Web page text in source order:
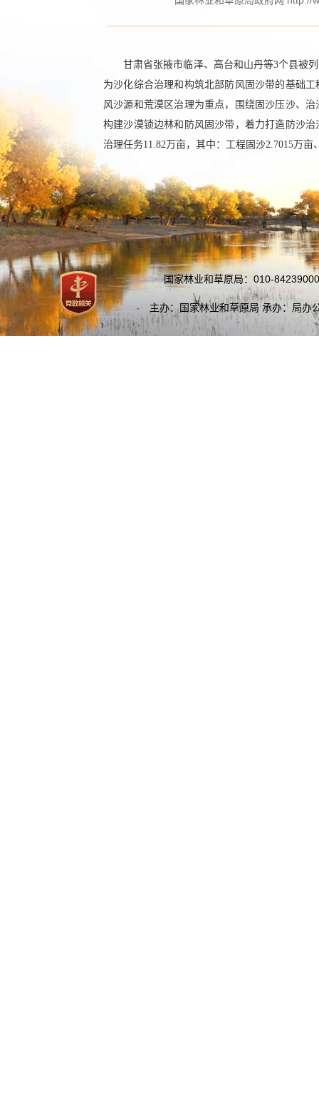
甘肃省张掖市临泽、高台和山丹等3个县被
为沙化综合治理和构筑北部防风固沙带的基础
风沙源和荒漠区治理为重点，围绕固沙压沙、
构建沙漠锁边林和防风固沙带，着力打造防沙
治理任务11.82万亩，其中：工程固沙2.7015万
国家林业和草原局：010-
主办：国家林业和草原局 承办：局办